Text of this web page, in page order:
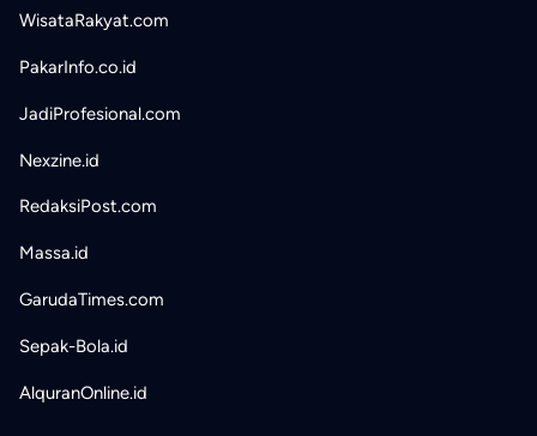
WisataRakyat.com
PakarInfo.co.id
JadiProfesional.com
Nexzine.id
RedaksiPost.com
Massa.id
GarudaTimes.com
Sepak-Bola.id
AlquranOnline.id